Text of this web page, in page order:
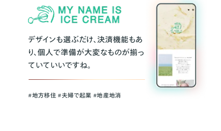
デザインも選ぶだけ、決済機能もあ
り、個人で準備が大変なものが揃っ
ていていいですね。
#地方移住 #夫婦で起業 #地産地消